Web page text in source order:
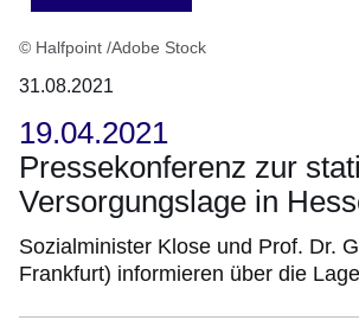
© Halfpoint /Adobe Stock
31.08.2021
19.04.2021
Pressekonferenz zur
Versorgungslage in
Sozialminister Klose und Prof. Dr.
Frankfurt) informieren über die